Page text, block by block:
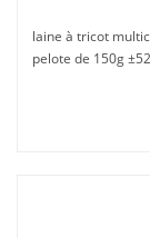
laine à tricot
pelote de 150g